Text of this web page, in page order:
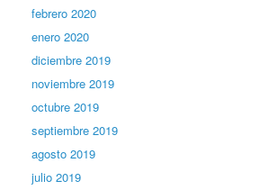
febrero 2020
enero 2020
diciembre 2019
noviembre 2019
octubre 2019
septiembre 2019
agosto 2019
julio 2019